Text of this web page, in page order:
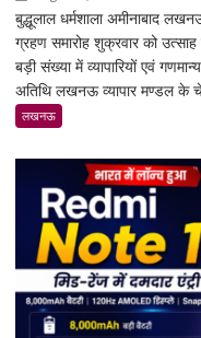
बुद्धूलाल धर्मशाला अमीनाबाद
ग्रहण समारोह शुक्रवार को
बड़ी संख्या में व्यापारियों एवं
अतिथि लखनऊ व्यापार मण्डल के
लखनऊ